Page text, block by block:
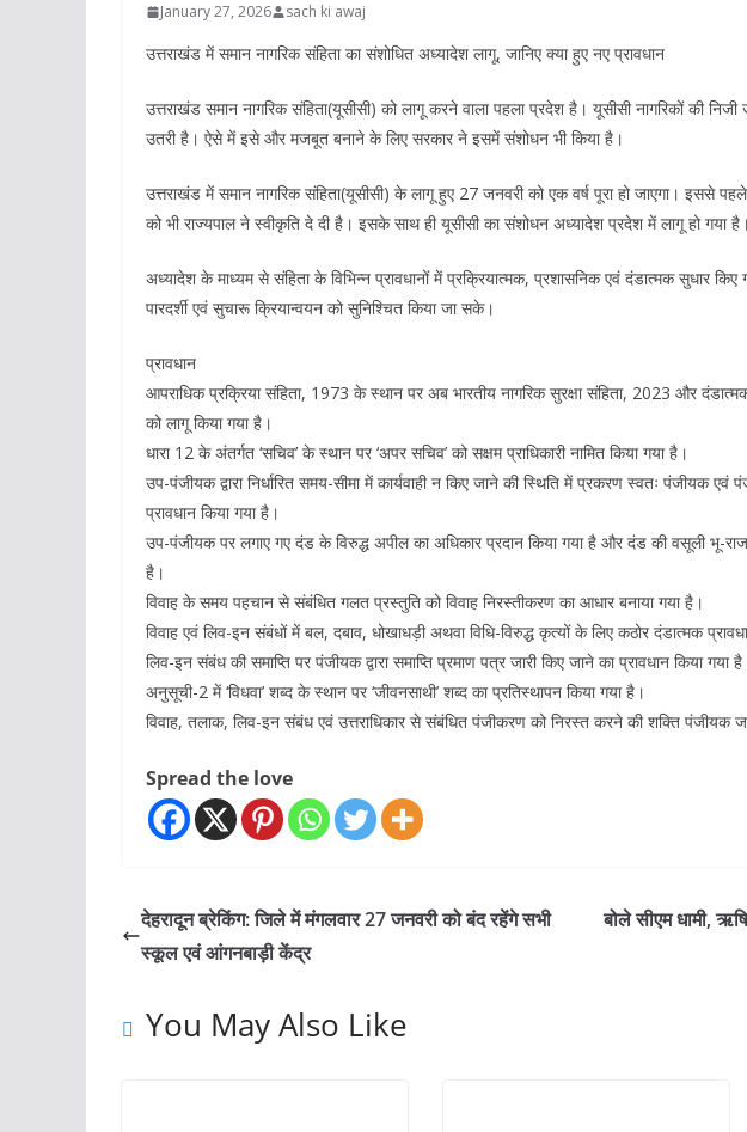
January 27, 2026 sach ki awaj
उत्तराखंड में समान नागरिक संहिता का संशोधित अध्यादेश लागू, जानिए क्या हुए नए प्रावधान
उत्तराखंड समान नागरिक संहिता(यूसीसी) को लागू करने वाला पहला प्रदेश है। यूसीसी नागरिकों की
उतरी है। ऐसे में इसे और मजबूत बनाने के लिए सरकार ने इसमें संशोधन भी किया है।
उत्तराखंड में समान नागरिक संहिता(यूसीसी) के लागू हुए 27 जनवरी को एक वर्ष पूरा हो जाएगा। इससे
को भी राज्यपाल ने स्वीकृति दे दी है। इसके साथ ही यूसीसी का संशोधन अध्यादेश प्रदेश में लागू हो गया है।
अध्यादेश के माध्यम से संहिता के विभिन्न प्रावधानों में प्रक्रियात्मक, प्रशासनिक एवं दंडात्मक सुधार
पारदर्शी एवं सुचारू क्रियान्वयन को सुनिश्चित किया जा सके।
प्रावधान
आपराधिक प्रक्रिया संहिता, 1973 के स्थान पर अब भारतीय नागरिक सुरक्षा संहिता, 2023 और
को लागू किया गया है।
धारा 12 के अंतर्गत ‘सचिव’ के स्थान पर ‘अपर सचिव’ को सक्षम प्राधिकारी नामित किया गया है।
उप-पंजीयक द्वारा निर्धारित समय-सीमा में कार्यवाही न किए जाने की स्थिति में प्रकरण स्वतः पंजीयक
प्रावधान किया गया है।
उप-पंजीयक पर लगाए गए दंड के विरुद्ध अपील का अधिकार प्रदान किया गया है और दंड की वसूली भू-
है।
विवाह के समय पहचान से संबंधित गलत प्रस्तुति को विवाह निरस्तीकरण का आधार बनाया गया है।
विवाह एवं लिव-इन संबंधों में बल, दबाव, धोखाधड़ी अथवा विधि-विरुद्ध कृत्यों के लिए कठोर दंडात्मक
लिव-इन संबंध की समाप्ति पर पंजीयक द्वारा समाप्ति प्रमाण पत्र जारी किए जाने का प्रावधान किया गया
अनुसूची-2 में ‘विधवा’ शब्द के स्थान पर ‘जीवनसाथी’ शब्द का प्रतिस्थापन किया गया है।
विवाह, तलाक, लिव-इन संबंध एवं उत्तराधिकार से संबंधित पंजीकरण को निरस्त करने की शक्ति पंजीयक
Spread the love
देहरादून ब्रेकिंग: जिले में मंगलवार 27 जनवरी को बंद रहेंगे सभी
स्कूल एवं आंगनबाड़ी केंद्र
बोले सीएम धामी,
You May Also Like